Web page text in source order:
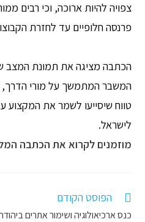
צפויה להיות ארוכה, וכי רבים
פרנסה חלופיים עד לחזרת
הכתבה מציגה את תמונת המצב
המשבר המתמשך על מורי הדרך,
טווח שיסייעו לשמר את המקצוע
לישראל.
מוזמנים לקרוא את הכתבה
Readהפוסט הקודם
כנס ארכיאולוגיה ושימור אתרים